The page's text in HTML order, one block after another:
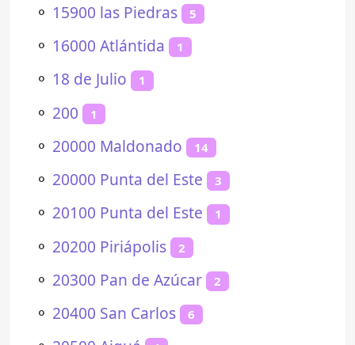
⚬ 15900 las Piedras 5
⚬ 16000 Atlántida 1
⚬ 18 de Julio 1
⚬ 200 1
⚬ 20000 Maldonado 14
⚬ 20000 Punta del Este 3
⚬ 20100 Punta del Este 1
⚬ 20200 Piriápolis 2
⚬ 20300 Pan de Azúcar 2
⚬ 20400 San Carlos 6